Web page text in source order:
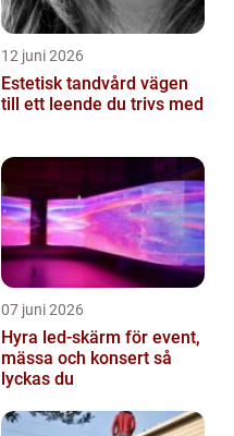
12 juni 2026
Estetisk tandvård vägen
till ett leende du trivs med
07 juni 2026
Hyra led-skärm för event,
mässa och konsert så
lyckas du